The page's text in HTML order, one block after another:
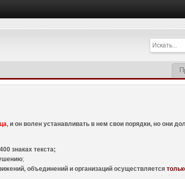
, и он волен устанавливать в нем свои порядки, но они
знаках текста;
;
объединений и организаций осуществляется